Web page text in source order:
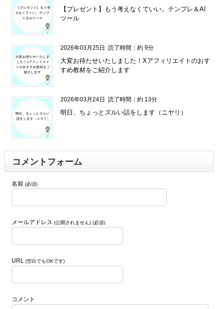
【プレゼント】もう考えなくていい。テンプレ＆AI
ツール
2026年03月25日 読了時間：約 9分
大変お待たせいたしました！Xアフィリエイトのおす
すめ教材をご紹介します
2026年03月24日 読了時間：約 13分
明日、ちょっとズルい話をします（ニヤリ）
コメントフォーム
名前 (必須)
メールアドレス (公開されません) (必須)
URL (空白でもOKです)
コメント